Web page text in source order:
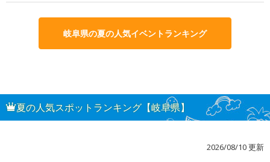
岐阜県の夏の人気イベントランキング
夏の人気スポットランキング【岐阜県】
2026/08/10 更新